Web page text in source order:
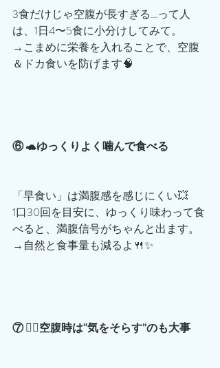
3食だけじゃ空腹が長すぎる…って人
は、1日4〜5食に小分けしてみて。
→こまめに栄養を入れることで、空腹
＆ドカ食いを防げます🧠
⑥ 🐢ゆっくりよく噛んで食べる
「早食い」は満腹感を感じにくい💥
1口30回を目安に、ゆっくり味わって食
べると、満腹信号がちゃんと出ます。
→自然と食事量も減るよ🍴✨
⑦ 🚶‍♀️空腹時は“気をそらす”のも大事